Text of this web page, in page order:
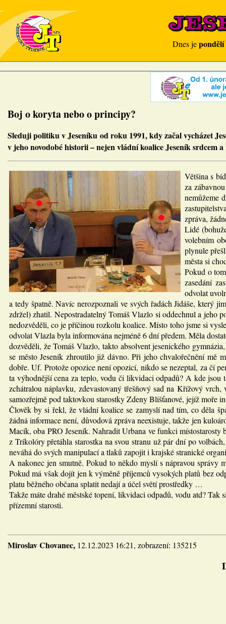
Dnes jepondělí
Boj o koryta nebo o principy?
Sleduji politiku v Jeseníku od roku 1991, kdy začal vycházet
v jeho novodobé historii – nejen vládní koalice Jeseník srdcem
Většina s
za
nemůžeme
zpráva,
Lidé
volebním
plynule
města si
Pokud o
zasedání
odvolat
a tedy špatně. Navíc nerozpoznali ve svých řadách Jidáše, který
zdržel) zhatil. Nepostradatelný Tomáš Vlazlo si oddechnul a jeho
nedozvěděli, co je příčinou rozkolu koalice. Místo toho jsme si
odvolat Vlazla byla informována nejméně 6 dní předem. Měla
dozvěděli, že Tomáš Vlazlo, takto absolvent jesenického
se město Jeseník zhroutilo již dávno. Při jeho chvalořečnění mě
dobře. Uf. Protože opozice není opozicí, nikdo se nezeptal, za čí
ta výhodnější cena za teplo, vodu či likvidaci odpadů? A kde jsou
zchátralou náplavku, zdevastovaný třešňový sad na Křížový
samozřejmě pod taktovkou starostky Zdeny Blišťanové, jejíž moře
Člověk by si řekl, že vládní koalice se zamyslí nad tím, co děla
žádná informace není, důvodová zpráva neexistuje, takže jen
Macík, oba PRO Jeseník. Nahradit Urbana ve funkci
z Trikolóry přetáhla starostka na svou stranu už pár dní po
neváhá do svých manipulací a tlaků zapojit i krajské stranické
A nakonec jen smutně. Pokud to někdo myslí s nápravou správy
Pokud má však dojít jen k výměně příjemců vysokých platů bez
platu běžného občana splatit nedají a účel světí prostředky …
Takže máte drahé městské topení, likvidaci odpadů, vodu atd?
přízemní starosti.
Miroslav Chovanec, 12.12.2023 16:21, zobrazení: 135215